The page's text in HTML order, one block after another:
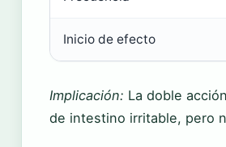
Inicio de efecto
Implicación: La doble
de intestino irritable, pero